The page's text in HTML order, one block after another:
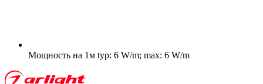
Мощность на 1м typ: 6 W/m; max: 6 W/m